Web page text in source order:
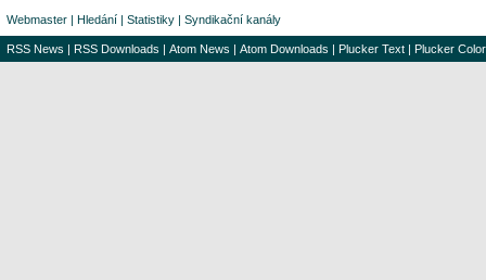
Webmaster | Hledání | Statistiky | Syndikační kanály
RSS News | RSS Downloads | Atom News | Atom Downloads | Plucker Text | Plucker Color